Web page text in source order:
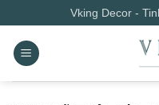
qua
nội
dung
Vking Decor -